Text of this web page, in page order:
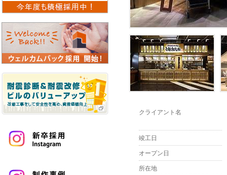
クライアント名
竣工日
オープン日
所在地